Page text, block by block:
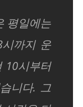
평일에는
까지 운
10시부터
니다. 그